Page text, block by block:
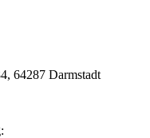
64287 Darmstadt